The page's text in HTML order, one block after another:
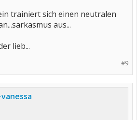
trainiert sich einen neutralen
aus...
lieb...
#9